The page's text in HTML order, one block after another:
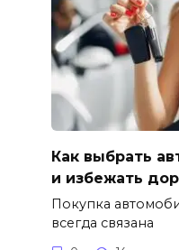
Как выбрать
и избежать
Покупка
всегда связана